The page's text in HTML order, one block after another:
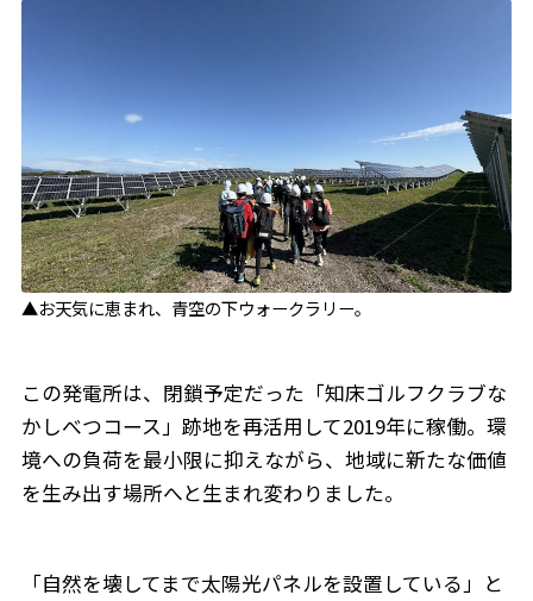
▲お天気に恵まれ、青空の下ウォークラリー。
この発電所は、閉鎖予定だった「知床ゴルフクラブな
かしべつコース」跡地を再活用して2019年に稼働。環
境への負荷を最小限に抑えながら、地域に新たな価値
を生み出す場所へと生まれ変わりました。
「自然を壊してまで太陽光パネルを設置している」と